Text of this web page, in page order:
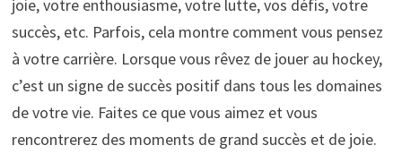
joie, votre enthousiasme, votre lutte, vos défis, votre
succès, etc. Parfois, cela montre comment vous pensez
à votre carrière. Lorsque vous rêvez de jouer au hockey,
c’est un signe de succès positif dans tous les domaines
de votre vie. Faites ce que vous aimez et vous
rencontrerez des moments de grand succès et de joie.